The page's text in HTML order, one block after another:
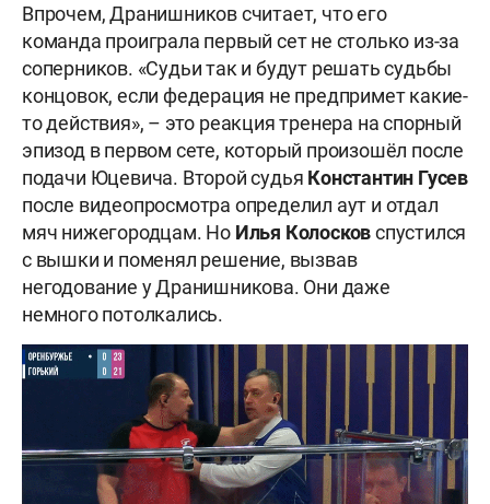
Впрочем, Дранишников считает, что его
команда проиграла первый сет не столько из-за
соперников. «Судьи так и будут решать судьбы
концовок, если федерация не предпримет какие-
то действия», – это реакция тренера на спорный
эпизод в первом сете, который произошёл после
подачи Юцевича. Второй судья Константин Гусев
после видеопросмотра определил аут и отдал
мяч нижегородцам. Но Илья Колосковспустился
с вышки и поменял решение, вызвав
негодование у Дранишникова. Они даже
немного потолкались.